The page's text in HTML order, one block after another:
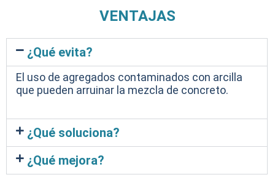
VENTAJAS
¿Qué evita?
El uso de agregados contaminados con arcilla
que pueden arruinar la mezcla de concreto.
¿Qué soluciona?
¿Qué mejora?